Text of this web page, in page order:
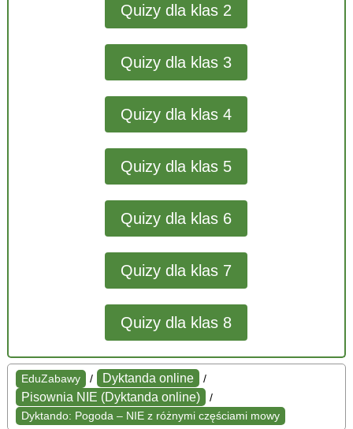
Quizy dla klas 2
Quizy dla klas 3
Quizy dla klas 4
Quizy dla klas 5
Quizy dla klas 6
Quizy dla klas 7
Quizy dla klas 8
EduZabawy / Dyktanda online /
Pisownia NIE (Dyktanda online)
/
Dyktando: Pogoda – NIE z różnymi częściami mowy